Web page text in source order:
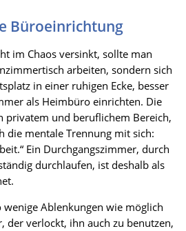
Büroeinrichtung
im Chaos versinkt, sollte man
arbeiten, sondern sich
in einer ruhigen Ecke, besser
als Heimbüro einrichten. Die
privatem und beruflichem Bereich,
die mentale Trennung mit sich:
Ein Durchgangszimmer, durch
durchlaufen, ist deshalb als
wenige Ablenkungen wie möglich
der verlockt, ihn auch zu benutzen,